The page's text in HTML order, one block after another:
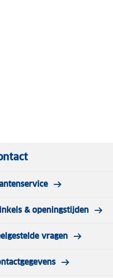
onder de
topografische informatie,
wandelroutes en vaak
En zelfs
De graden zijn aan de
Die des Vosges, Selestat,
Kaiserstuhl
& openingstijden
vragen